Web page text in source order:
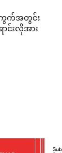
ကွက်အတွင်း
းလိုအား